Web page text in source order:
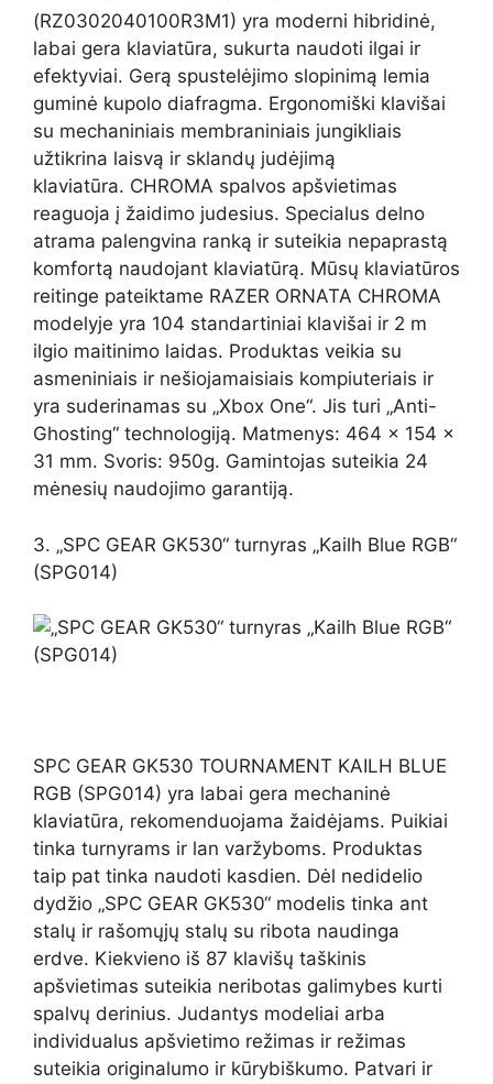
(RZ0302040100R3M1) yra moderni hibridinė,
labai gera klaviatūra, sukurta naudoti ilgai ir
efektyviai. Gerą spustelėjimo slopinimą lemia
guminė kupolo diafragma. Ergonomiški klavišai
su mechaniniais membraniniais jungikliais
užtikrina laisvą ir sklandų judėjimą
klaviatūra. CHROMA spalvos apšvietimas
reaguoja į žaidimo judesius. Specialus delno
atrama palengvina ranką ir suteikia nepaprastą
komfortą naudojant klaviatūrą. Mūsų klaviatūros
reitinge pateiktame RAZER ORNATA CHROMA
modelyje yra 104 standartiniai klavišai ir 2 m
ilgio maitinimo laidas. Produktas veikia su
asmeniniais ir nešiojamaisiais kompiuteriais ir
yra suderinamas su „Xbox One“. Jis turi „Anti-
Ghosting“ technologiją. Matmenys: 464 x 154 x
31 mm. Svoris: 950g. Gamintojas suteikia 24
mėnesių naudojimo garantiją.
3. „SPC GEAR GK530“ turnyras „Kailh Blue RGB“
(SPG014)
SPC GEAR GK530 TOURNAMENT KAILH BLUE
RGB (SPG014) yra labai gera mechaninė
klaviatūra, rekomenduojama žaidėjams. Puikiai
tinka turnyrams ir lan varžyboms. Produktas
taip pat tinka naudoti kasdien. Dėl nedidelio
dydžio „SPC GEAR GK530“ modelis tinka ant
stalų ir rašomųjų stalų su ribota naudinga
erdve. Kiekvieno iš 87 klavišų taškinis
apšvietimas suteikia neribotas galimybes kurti
spalvų derinius. Judantys modeliai arba
individualus apšvietimo režimas ir režimas
suteikia originalumo ir kūrybiškumo. Patvari ir